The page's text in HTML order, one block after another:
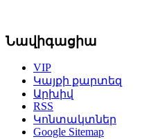
Նավիգացիա
VIP
Կայքի քարտեզ
Արխիվ
RSS
Կոնտակտներ
Google Sitemap